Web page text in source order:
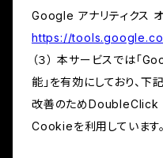
Google アナリティクス オ
https://
（３） 本サービスでは
能」を有効にしており、下
改善のためDoubleClick
Cookieを利用しています。